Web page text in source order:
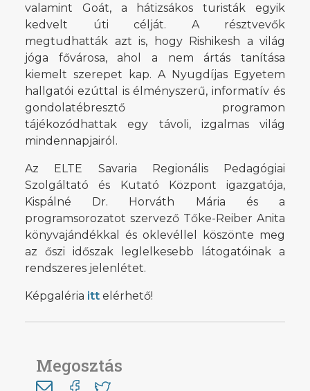
valamint Goát, a hátizsákos turisták egyik
kedvelt úti célját. A résztvevők
megtudhatták azt is, hogy Rishikesh a világ
jóga fővárosa, ahol a nem ártás tanítása
kiemelt szerepet kap. A Nyugdíjas Egyetem
hallgatói ezúttal is élményszerű, informatív és
gondolatébresztő programon
tájékozódhattak egy távoli, izgalmas világ
mindennapjairól.
Az ELTE Savaria Regionális Pedagógiai
Szolgáltató és Kutató Központ igazgatója,
Kispálné Dr. Horváth Mária és a
programsorozatot szervező Tőke-Reiber Anita
könyvajándékkal és oklevéllel köszönte meg
az őszi időszak leglelkesebb látogatóinak a
rendszeres jelenlétet.
Képgaléria itt elérhető!
Megosztás